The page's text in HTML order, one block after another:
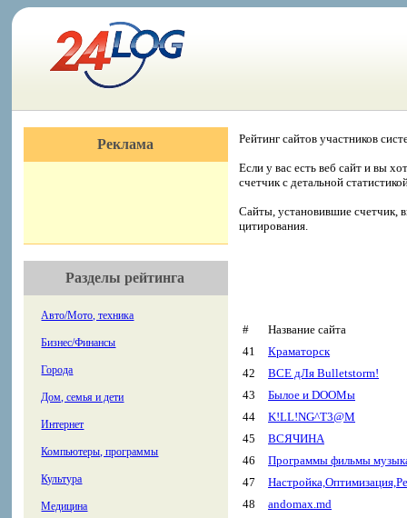
Реклама
Разделы рейтинга
Авто/Мото, техника
Бизнес/Финансы
Города
Дом, семья и дети
Интернет
Компьютеры, программы
Культура
Медицина
Рейтинг сайтов участников
Если у вас есть веб сайт и вы
счетчик с детальной
Сайты, установившие счетчик,
цитирования.
#
Название сайта
41
Краматорск
42
ВСЕ дЛя Bulletstorm!
43
Былое и DOOMы
44
K!LL!NG^T3@M
45
ВСЯЧИНА
46
Программы фильмы
47
48
andomax.md